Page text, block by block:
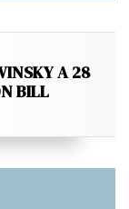
A 28
BILL